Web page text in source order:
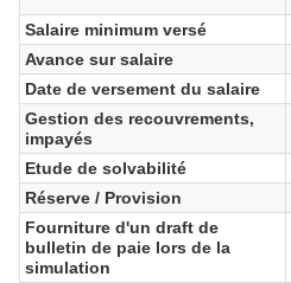
Salaire minimum versé
Avance sur salaire
Date de versement du salaire
Gestion des recouvrements,
impayés
Etude de solvabilité
Réserve / Provision
Fourniture d'un draft de
bulletin de paie lors de la
simulation